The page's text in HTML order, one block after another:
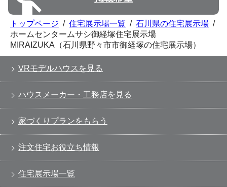
トップページ / 住宅展示場一覧 / 石川県の住宅展示場 /
ホームセンタームサシ御経塚住宅展示場
MIRAIZUKA（石川県野々市市御経塚の住宅展示場）
VRモデルハウスを見る
ハウスメーカー・工務店を見る
家づくりプランをもらう
注文住宅お役立ち情報
住宅展示場一覧